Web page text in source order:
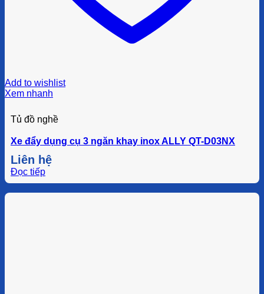
Add to wishlist
Xem nhanh
Tủ đồ nghề
Xe đẩy dụng cụ 3 ngăn khay inox ALLY QT-D03NX
Liên hệ
Đọc tiếp